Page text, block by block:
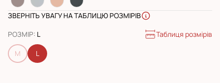
ЗВЕРНІТЬ УВАГУ НА ТАБЛИЦЮ РОЗМІРІВ
РОЗМІР: L Таблиця розмірів
M L